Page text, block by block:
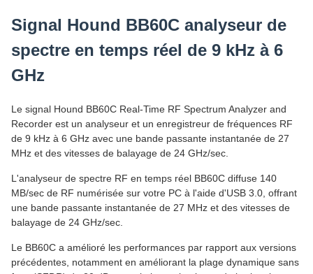
Signal Hound BB60C analyseur de
spectre en temps réel de 9 kHz à 6
GHz
Le signal Hound BB60C Real-Time RF Spectrum Analyzer and
Recorder est un analyseur et un enregistreur de fréquences RF
de 9 kHz à 6 GHz avec une bande passante instantanée de 27
MHz et des vitesses de balayage de 24 GHz/sec.
L'analyseur de spectre RF en temps réel BB60C diffuse 140
MB/sec de RF numérisée sur votre PC à l'aide d'USB 3.0, offrant
une bande passante instantanée de 27 MHz et des vitesses de
balayage de 24 GHz/sec.
Le BB60C a amélioré les performances par rapport aux versions
précédentes, notamment en améliorant la plage dynamique sans